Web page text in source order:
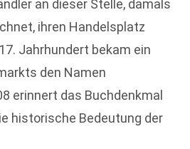
an dieser Stelle, damals
ihren Handelsplatz
Jahrhundert bekam ein
den Namen
erinnert das Buchdenkmal
historische Bedeutung der